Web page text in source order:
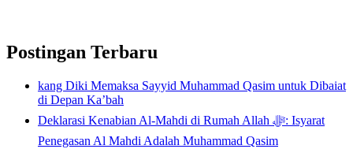
Postingan Terbaru
kang Diki Memaksa Sayyid Muhammad Qasim untuk Dibaiat
di Depan Ka’bah
Deklarasi Kenabian Al-Mahdi di Rumah Allah ﷻ: Isyarat
Penegasan Al Mahdi Adalah Muhammad Qasim